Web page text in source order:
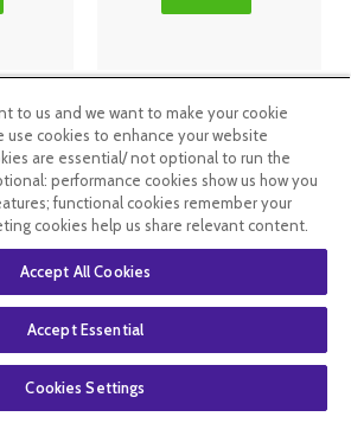
2
Anti gaspi
Arkopharma
Synergie
Thé vierge,
to us and we want to make your cookie
use cookies to enhance your website
are essential/ not optional to run the
performance cookies show us how you
functional cookies remember your
cookies help us share relevant content.
Accept All Cookies
Accept Essential
Cookies Settings